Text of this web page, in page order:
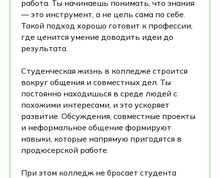
работа. Ты начинаешь понимать, что знания
— это инструмент, а не цель сама по себе.
Такой подход хорошо готовит к профессии,
где ценится умение доводить идеи до
результата.
Студенческая жизнь в колледже строится
вокруг общения и совместных дел. Ты
постоянно находишься в среде людей с
похожими интересами, и это ускоряет
развитие. Обсуждения, совместные проекты
и неформальное общение формируют
навыки, которые напрямую пригодятся в
продюсерской работе.
При этом колледж не бросает студента